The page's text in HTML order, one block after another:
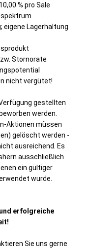
% pro Sale
eigene Lagerhaltung
Stornorate
nicht vergütet!
gestellten
werden.
Aktionen müssen
gelöscht werden -
ausreichend. Es
ausschließlich
ein gültiger
wurde.
erfolgreiche
Sie uns gerne